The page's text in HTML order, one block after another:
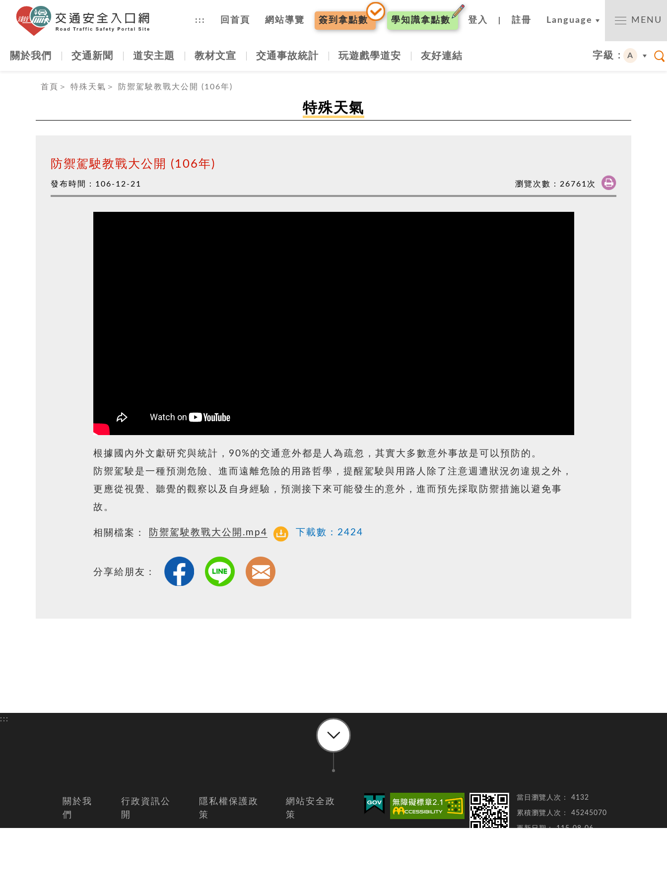
交通安全入口網
::: 回首頁 網站導覽 簽到 拿點數 學知識拿點數 登入 註冊 Language MENU
關於我們 交通新聞 道安主題 教材文宣 交通事故統計 玩遊戲學道安 友好連結 字級 : A
首頁 ＞ 特殊天氣 ＞ 防禦駕駛教戰大公開 (106年)
特殊天氣
防禦駕駛教戰大公開 (106年)
發布時間： 106-12-21 瀏覽次數： 26761 次
根據國內外文獻研究與統計，90%的交通意外都是人為疏忽，其實大多數意外事故是可以預防的。
防禦駕駛是一種預測危險、進而遠離危險的用路哲學，提醒駕駛與用路人除了注意週遭狀況勿違規之外，
更應從視覺、聽覺的觀察以及自身經驗，預測接下來可能發生的意外，進而預先採取防禦措施以避免事
故。
相關檔案： 防禦駕駛教戰大公開.mp4 下載數： 2424
分享給朋友：
:::
關於我
們
行政資訊公
開
隱私權保護政
策
網站安全政
策
當日瀏覽人次：4132
累積瀏覽人次：45245070
更新日期：115-08-06